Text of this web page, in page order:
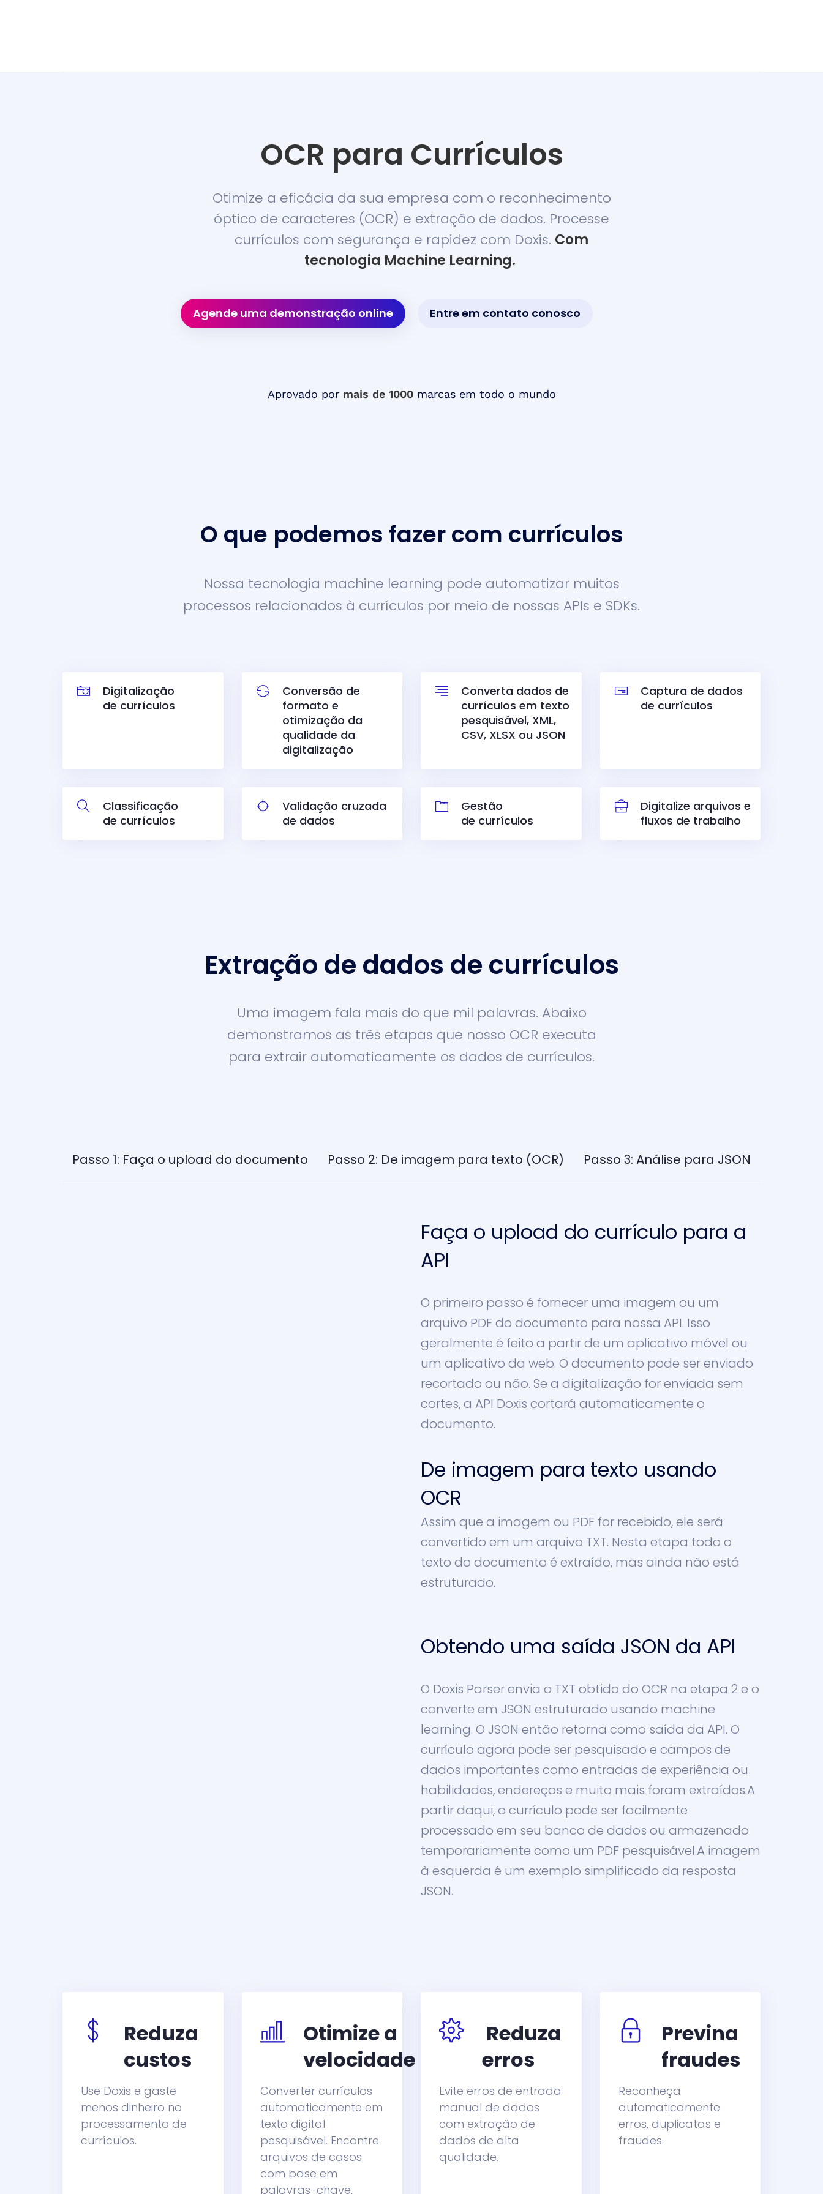
OCR para Currículos
Otimize a eficácia da sua empresa com o reconhecimento
óptico de caracteres (OCR) e extração de dados. Processe
currículos com segurança e rapidez com Doxis. Com
tecnologia Machine Learning.
Agende uma demonstração online Entre em contato conosco
Aprovado por mais de 1000marcas em todo o mundo
O que podemos fazer com currículos
Nossa tecnologia machine learning pode automatizar muitos
processos relacionados à currículos por meio de nossas APIs e SDKs.
Digitalização
de currículos
Conversão de
formato e
otimização da
qualidade da
digitalização
Converta dados de
currículos em texto
pesquisável, XML,
CSV, XLSX ou JSON
Captura de dados
de currículos
Classificação
de currículos
Validação cruzada
de dados
Gestão
de currículos
Digitalize arquivos e
fluxos de trabalho
Extração de dados de currículos
Uma imagem fala mais do que mil palavras. Abaixo
demonstramos as três etapas que nosso OCR executa
para extrair automaticamente os dados de currículos.
Passo 1: Faça o upload do documento Passo 2: De imagem para texto (OCR) Passo 3: Análise para JSON
Faça o upload do currículo para a
API
O primeiro passo é fornecer uma imagem ou um
arquivo PDF do documento para nossa API. Isso
geralmente é feito a partir de um aplicativo móvel ou
um aplicativo da web. O documento pode ser enviado
recortado ou não. Se a digitalização for enviada sem
cortes, a API Doxis cortará automaticamente o
documento.
De imagem para texto usando
OCR
Assim que a imagem ou PDF for recebido, ele será
convertido em um arquivo TXT. Nesta etapa todo o
texto do documento é extraído, mas ainda não está
estruturado.
Obtendo uma saída JSON da API
O Doxis Parser envia o TXT obtido do OCR na etapa 2 e o
converte em JSON estruturado usando machine
learning. O JSON então retorna como saída da API. O
currículo agora pode ser pesquisado e campos de
dados importantes como entradas de experiência ou
habilidades, endereços e muito mais foram extraídos.A
partir daqui, o currículo pode ser facilmente
processado em seu banco de dados ou armazenado
temporariamente como um PDF pesquisável.A imagem
à esquerda é um exemplo simplificado da resposta
JSON.
Reduza
custos
Use Doxis e gaste
menos dinheiro no
processamento de
currículos.
Otimize a
velocidade
Converter currículos
automaticamente em
texto digital
pesquisável. Encontre
arquivos de casos
com base em
palavras-chave,
Reduza
erros
Evite erros de entrada
manual de dados
com extração de
dados de alta
qualidade.
Previna
fraudes
Reconheça
automaticamente
erros, duplicatas e
fraudes.